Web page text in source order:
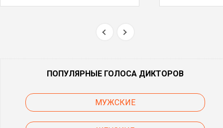
ПОПУЛЯРНЫЕ ГОЛОСА ДИКТОРОВ
МУЖСКИЕ